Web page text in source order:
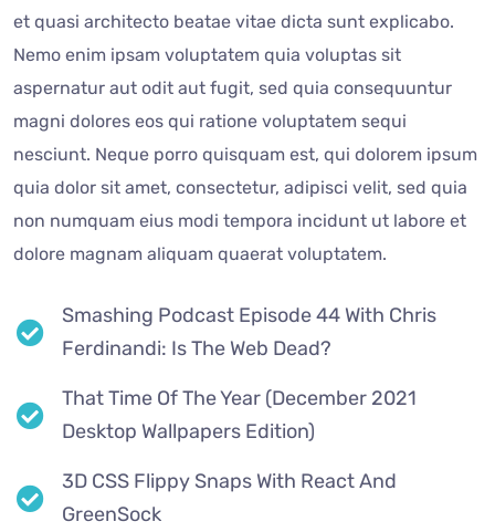
et quasi architecto beatae vitae dicta sunt explicabo.
Nemo enim ipsam voluptatem quia voluptas sit
aspernatur aut odit aut fugit, sed quia consequuntur
magni dolores eos qui ratione voluptatem sequi
nesciunt. Neque porro quisquam est, qui dolorem ipsum
quia dolor sit amet, consectetur, adipisci velit, sed quia
non numquam eius modi tempora incidunt ut labore et
dolore magnam aliquam quaerat voluptatem.
Smashing Podcast Episode 44 With Chris
Ferdinandi: Is The Web Dead?
That Time Of The Year (December 2021
Desktop Wallpapers Edition)
3D CSS Flippy Snaps With React And
GreenSock